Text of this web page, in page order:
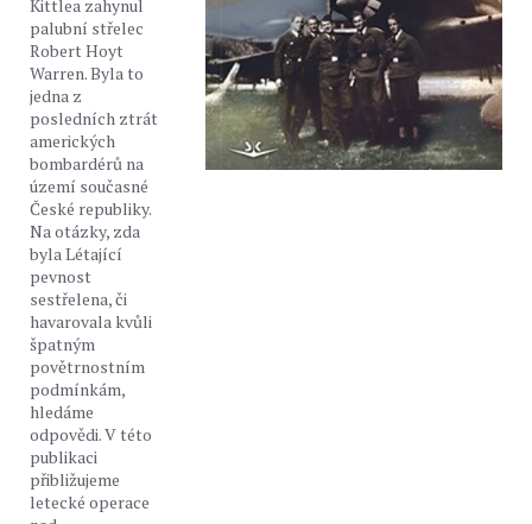
Kittlea zahynul
palubní střelec
Robert Hoyt
Warren. Byla to
jedna z
posledních ztrát
amerických
bombardérů na
území současné
České republiky.
Na otázky, zda
byla Létající
pevnost
sestřelena, či
havarovala kvůli
špatným
povětrnostním
podmínkám,
hledáme
odpovědi. V této
publikaci
přibližujeme
letecké operace